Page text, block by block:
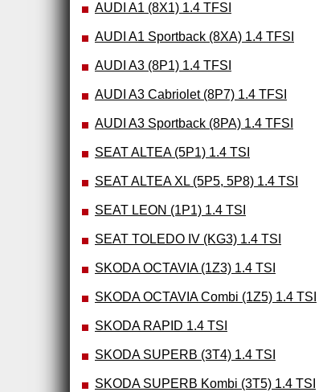
AUDI A1 (8X1) 1.4 TFSI
AUDI A1 Sportback (8XA) 1.4 TFSI
AUDI A3 (8P1) 1.4 TFSI
AUDI A3 Cabriolet (8P7) 1.4 TFSI
AUDI A3 Sportback (8PA) 1.4 TFSI
SEAT ALTEA (5P1) 1.4 TSI
SEAT ALTEA XL (5P5, 5P8) 1.4 TSI
SEAT LEON (1P1) 1.4 TSI
SEAT TOLEDO IV (KG3) 1.4 TSI
SKODA OCTAVIA (1Z3) 1.4 TSI
SKODA OCTAVIA Combi (1Z5) 1.4 TSI
SKODA RAPID 1.4 TSI
SKODA SUPERB (3T4) 1.4 TSI
SKODA SUPERB Kombi (3T5) 1.4 TSI